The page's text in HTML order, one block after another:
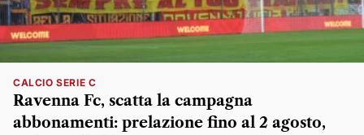
CALCIO SERIE C
Ravenna Fc, scatta la campagna
abbonamenti: prelazione fino al 2 agosto,